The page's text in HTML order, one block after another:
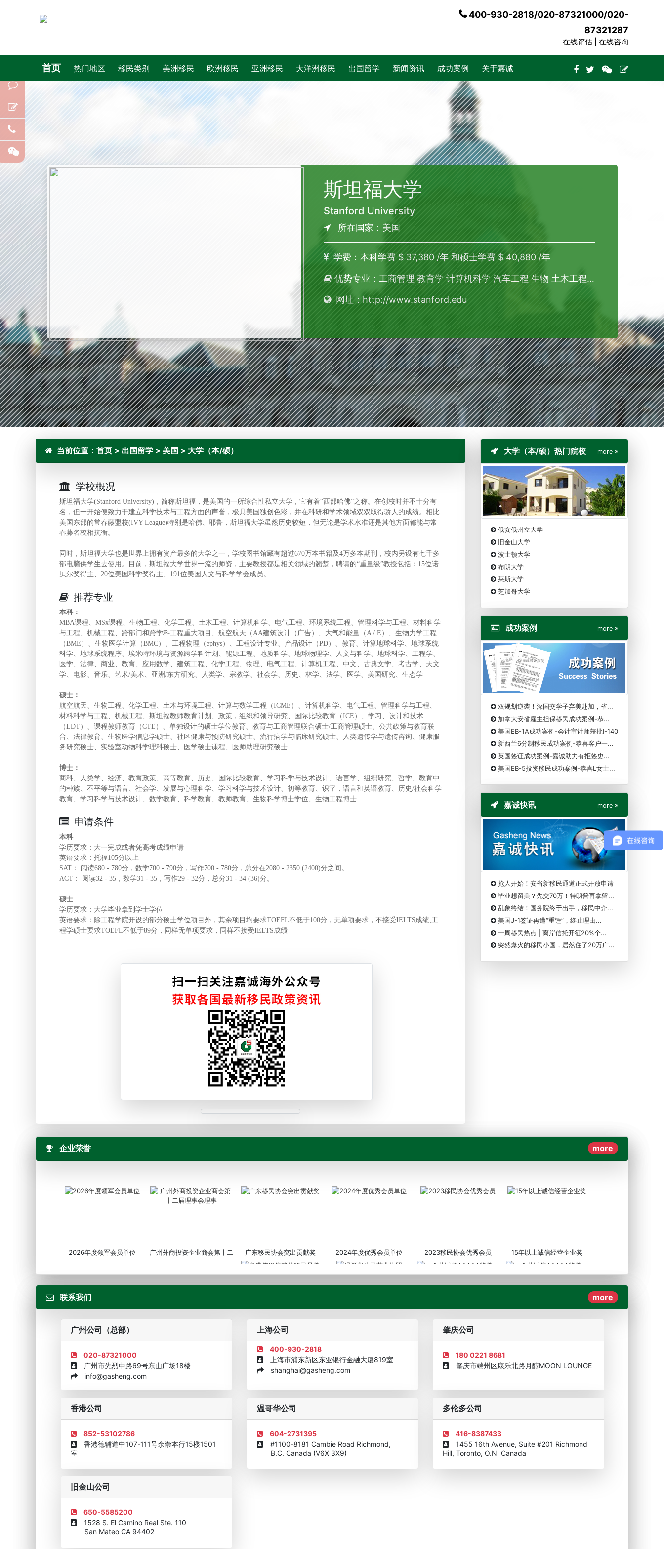
400-930-2818/020-87321000/020-
87321287
在线评估 | 在线咨询
首页 热门地区 移民类别 美洲移民 欧洲移民 亚洲移民 大洋洲移民 出国留学 新闻资讯 成功案例 关于嘉诚
斯坦福大学
Stanford University
所在国家：美国
学费：本科学费 $ 37,380 /年 和硕士学费 $ 40,880 /年
优势专业：工商管理 教育学 计算机科学 汽车工程 生物 土木工程 医学
网址：http://www.stanford.edu
当前位置： 首页 > 出国留学 > 美国 > 大学（本/硕）
学校概况
斯坦福大学(Stanford University)，简称斯坦福，是美国的一所综合性私立大学，它有着“西部哈佛”之称。在创校时并不十分有
名，但一开始便致力于建立科学技术与工程方面的声誉，极具美国独创色彩，并在科研和学术领域双双取得骄人的成绩。相比
美国东部的常春藤盟校(IVY League)特别是哈佛、耶鲁，斯坦福大学虽然历史较短，但无论是学术水准还是其他方面都能与常
春藤名校相抗衡。
同时，斯坦福大学也是世界上拥有资产最多的大学之一，学校图书馆藏有超过670万本书籍及4万多本期刊，校内另设有七千多
部电脑供学生去使用。目前，斯坦福大学世界一流的师资，主要教授都是相关领域的翘楚，聘请的“重量级”教授包括：15位诺
贝尔奖得主、20位美国科学奖得主、191位美国人文与科学学会成员。
推荐专业
本科：
MBA课程、MSx课程、生物工程、化学工程、土木工程、计算机科学、电气工程、环境系统工程、管理科学与工程、材料科学
与工程、机械工程、跨部门和跨学科工程重大项目、航空航天（AA建筑设计（广告）、大气和能量（A / E）、生物力学工程
（BME）、生物医学计算（BMC）、工程物理（ephys）、工程设计专业、产品设计（PD）、教育、计算地球科学、地球系统
科学、地球系统程序、埃米特环境与资源跨学科计划、能源工程、地质科学、地球物理学、人文与科学、地球科学、工程学、
医学、法律、商业、教育、应用数学、建筑工程、化学工程、物理、电气工程、计算机工程、中文、古典文学、考古学、天文
学、电影、音乐、艺术/美术、亚洲/东方研究、人类学、宗教学、社会学、历史、林学、法学、医学、美国研究、生态学
硕士：
航空航天、生物工程、化学工程、土木与环境工程、计算与数学工程（ICME）、计算机科学、电气工程、管理科学与工程、
材料科学与工程、机械工程、斯坦福教师教育计划、政策，组织和领导研究、国际比较教育（ICE）、学习、设计和技术
（LDT）、课程教师教育（CTE）、单独设计的硕士学位教育、教育与工商管理联合硕士/工商管理硕士、公共政策与教育联
合、法律教育、生物医学信息学硕士、社区健康与预防研究硕士、流行病学与临床研究硕士、人类遗传学与遗传咨询、健康服
务研究硕士、实验室动物科学理科硕士、医学硕士课程、医师助理研究硕士
博士：
商科、人类学、经济、教育政策、高等教育、历史、国际比较教育、学习科学与技术设计、语言学、组织研究、哲学、教育中
的种族、不平等与语言、社会学、发展与心理科学、学习科学与技术设计、初等教育、识字，语言和英语教育、历史/社会科学
教育、学习科学与技术设计、数学教育、科学教育、教师教育、生物科学博士学位、生物工程博士
申请条件
本科
学历要求：大一完成或者凭高考成绩申请
英语要求：托福105分以上
SAT： 阅读680 - 780分，数学700 - 790分，写作700 - 780分，总分在2080 - 2350 (2400)分之间。
ACT： 阅读32 - 35，数学31 - 35，写作29 - 32分，总分31 - 34 (36)分。
硕士
学历要求：大学毕业拿到学士学位
英语要求：除工程学院开设的部分硕士学位项目外，其余项目均要求TOEFL不低于100分，无单项要求，不接受IELTS成绩;工
程学硕士要求TOEFL不低于89分，同样无单项要求，同样不接受IELTS成绩
大学（本/硕）热门院校 more
俄亥俄州立大学
旧金山大学
波士顿大学
布朗大学
莱斯大学
芝加哥大学
成功案例 more
双规划逆袭！深国交学子弃美赴加，省...
加拿大安省雇主担保移民成功案例-恭...
美国EB-1A成功案例-会计审计师获批I-140
新西兰6分制移民成功案例-恭喜客户一...
英国签证成功案例-嘉诚助力有拒签史...
美国EB-5投资移民成功案例-恭喜L女士...
嘉诚快讯 more
抢人开始！安省新移民通道正式开放申请
毕业想留美？先交70万！特朗普再拿留...
乱象终结！国务院终于出手，移民中介...
美国J-1签证再遭“重锤”，终止理由...
一周移民热点 | 离岸信托开征20%个...
突然爆火的移民小国，居然住了20万广...
企业荣誉 more
2026年度领军会员单位
广州外商投资企业商会第十二
届...
广东移民协会突出贡献奖 2024年度优秀会员单位 2023移民协会优秀会员 15年以上诚信经营企业奖
粤港值得信赖的移民品牌 企业诚信AAAAA奖牌2019
企业诚信AAAAA奖牌2015 欧美澳最具价值品牌移民机构 欧美澳年度表现移民团队 美国投资移民中介机构30强 加拿大移民顾问资格证书
联系我们 more
广州公司（总部）
020-87321000
广州市先烈中路69号东山广场18楼
info@gasheng.com
上海公司
400-930-2818
上海市浦东新区东亚银行金融大厦819室
shanghai@gasheng.com
肇庆公司
180 0221 8681
肇庆市端州区康乐北路月醇MOON LOUNGE
香港公司
852-53102786
香港德辅道中107-111号余崇本行15楼1501
室
温哥华公司
604-2731395
#1100-8181 Cambie Road Richmond,
B.C. Canada (V6X 3X9)
多伦多公司
416-8387433
1455 16th Avenue, Suite #201 Richmond
Hill, Toronto, O.N. Canada
旧金山公司
650-5585200
1528 S. El Camino Real Ste. 110
San Mateo CA 94402